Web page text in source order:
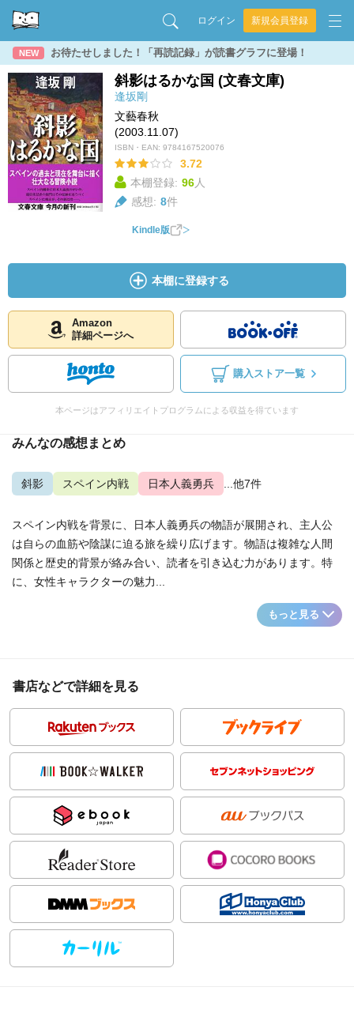
ログイン 新規会員登録
NEW お待たせしました！「再読記録」が読書グラフに登場！
斜影はるかな国 (文春文庫)
逢坂剛
文藝春秋
(2003.11.07)
ISBN・EAN: 9784167520076
3.72
本棚登録: 96人
感想: 8件
Kindle版
本棚に登録する
Amazon
詳細ページへ
購入ストア一覧
本ページはアフィリエイトプログラムによる収益を得ています
みんなの感想まとめ
斜影 スペイン内戦 日本人義勇兵 ...他7件
スペイン内戦を背景に、日本人義勇兵の物語が展開され、主人公
は自らの血筋や陰謀に迫る旅を繰り広げます。物語は複雑な人間
関係と歴史的背景が絡み合い、読者を引き込む力があります。特
に、女性キャラクターの魅力...
もっと見る
書店などで詳細を見る